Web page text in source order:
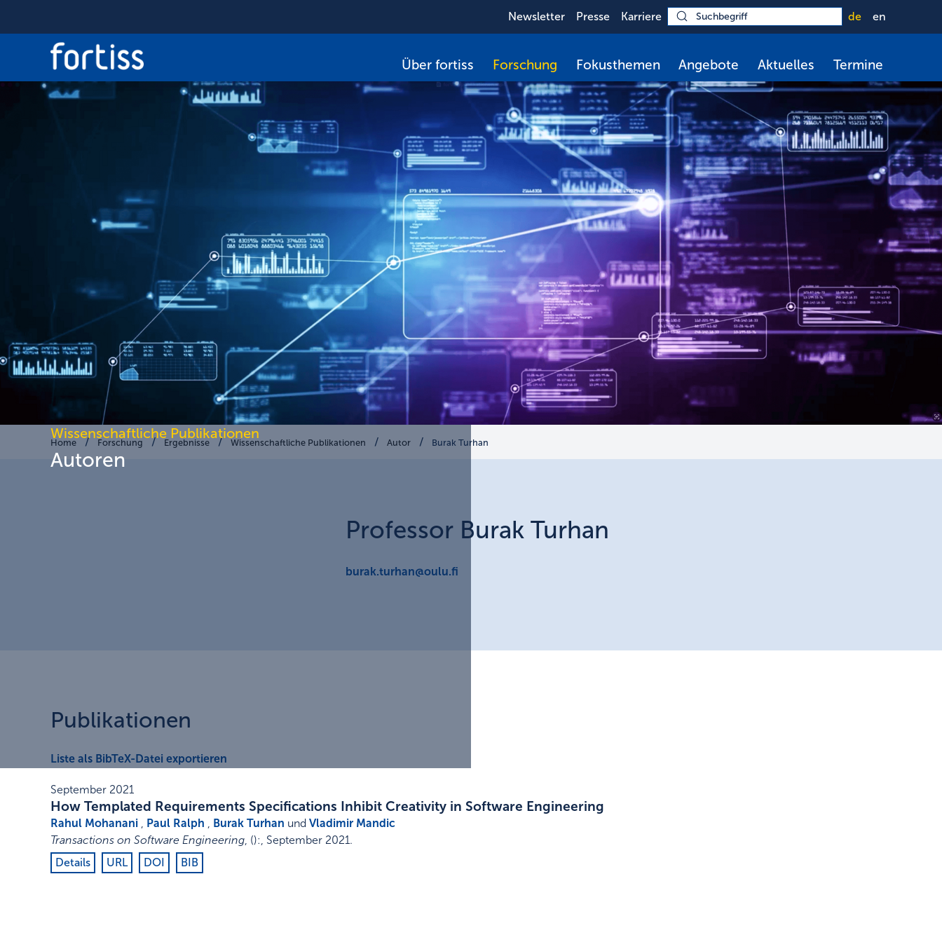
Newsletter Presse Karriere de en
Über fortiss Forschung Fokusthemen Angebote Aktuelles Termine
Wissenschaftliche Publikationen
Autoren
Home Forschung Ergebnisse Wissenschaftliche Publikationen Autor Burak Turhan
Professor BurakTurhan
burak.turhan@oulu.fi
Publikationen
Liste als BibTeX-Datei exportieren
September 2021
How Templated Requirements Specifications Inhibit Creativity in Software Engineering
Rahul Mohanani Paul Ralph Burak Turhan und Vladimir Mandic
Transactions on Software Engineering (): September 2021.
Details
URL DOI BIB